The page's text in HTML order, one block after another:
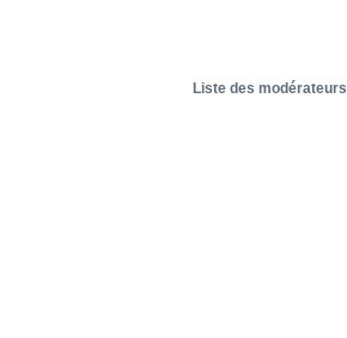
Liste des modérateurs